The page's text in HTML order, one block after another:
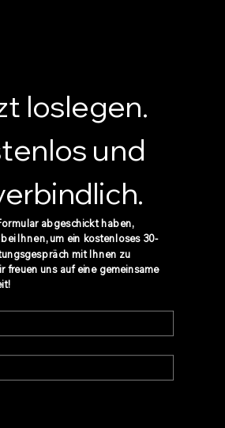
loslegen.
und
abgeschickt haben,
Ihnen, um ein kostenloses 30-
mit Ihnen zu
freuen uns auf eine gemeinsame